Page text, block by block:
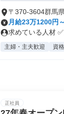
〒370-3604群馬
月給23万1200円
求めている人材
主婦・主夫歓迎 資
正社員